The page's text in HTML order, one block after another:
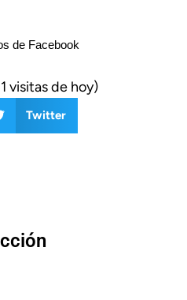
de Facebook
visitas de hoy)
Twitter